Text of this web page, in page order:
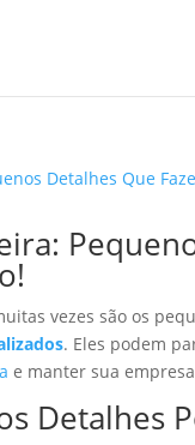
vezes são os
. Eles podem
e manter sua
Detalhes